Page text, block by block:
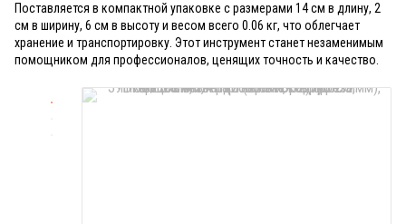
Поставляется в компактной упаковке с размерами 14 см в длину, 2
см в ширину, 6 см в высоту и весом всего 0.06 кг, что облегчает
хранение и транспортировку. Этот инструмент станет незаменимым
помощником для профессионалов, ценящих точность и качество.